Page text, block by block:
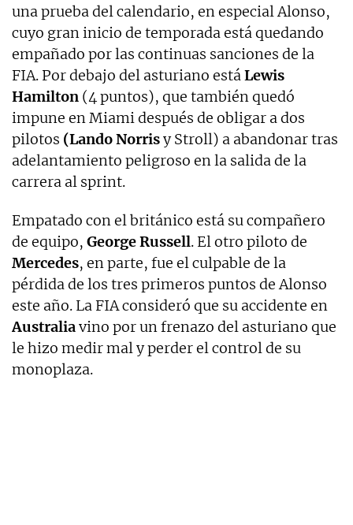
una prueba del calendario, en especial Alonso,
cuyo gran inicio de temporada está quedando
empañado por las continuas sanciones de la
FIA. Por debajo del asturiano estáLewis
Hamilton (4 puntos), que también quedó
impune en Miami después de obligar a dos
pilotos (Lando Norrisy Stroll) a abandonar tras
adelantamiento peligroso en la salida de la
carrera al sprint.
Empatado con el británico está su compañero
de equipo, George Russell. El otro piloto de
Mercedes, en parte, fue el culpable de la
pérdida de los tres primeros puntos de Alonso
este año. La FIA consideró que su accidente en
Australiavino por un frenazo del asturiano que
le hizo medir mal y perder el control de su
monoplaza.